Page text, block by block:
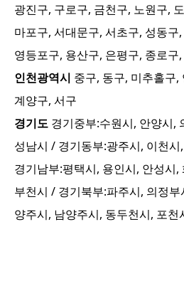
광진구, 구로구, 금천구, 노원구,
마포구, 서대문구, 서초구, 성동구
영등포구, 용산구, 은평구, 종로구
인천광역시 중구, 동구, 미추홀구
계양구, 서구
경기도 경기중부:수원시, 안양시,
성남시 / 경기동부:광주시, 이천
경기남부:평택시, 용인시, 안성시,
부천시 / 경기북부:파주시, 의정
양주시, 남양주시, 동두천시, 포천